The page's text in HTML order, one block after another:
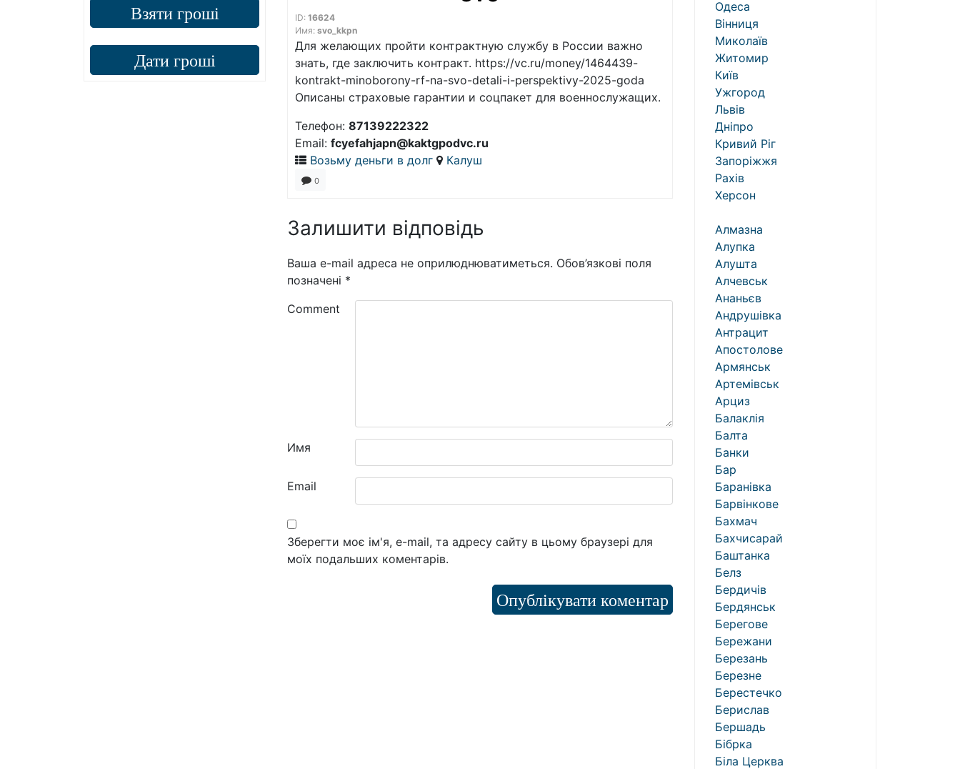
Взяти гроші
Дати гроші
ID: 16624
Имя: svo_kkpn
Для желающих пройти контрактную службу в России важно
знать, где заключить контракт. https://vc.ru/money/1464439-
kontrakt-minoborony-rf-na-svo-detali-i-perspektivy-2025-goda
Описаны страховые гарантии и соцпакет для военнослужащих.
Телефон: 87139222322
Email: fcyefahjapn@kaktgpodvc.ru
Возьму деньги в долг
Калуш
0
Залишити відповідь
Ваша e-mail адреса не оприлюднюватиметься. Обов’язкові поля
позначені *
Comment
Имя
Email
Зберегти моє ім'я, e-mail, та адресу сайту в цьому браузері для
моїх подальших коментарів.
Одеса
Вінниця
Миколаїв
Житомир
Київ
Ужгород
Львів
Дніпро
Кривий Ріг
Запоріжжя
Рахів
Херсон
Алмазна
Алупка
Алушта
Алчевськ
Ананьєв
Андрушівка
Антрацит
Апостолове
Армянськ
Артемівськ
Арциз
Балаклія
Балта
Банки
Бар
Баранівка
Барвінкове
Бахмач
Бахчисарай
Баштанка
Белз
Бердичів
Бердянськ
Берегове
Бережани
Березань
Березне
Берестечко
Берислав
Бершадь
Бібрка
Біла Церква